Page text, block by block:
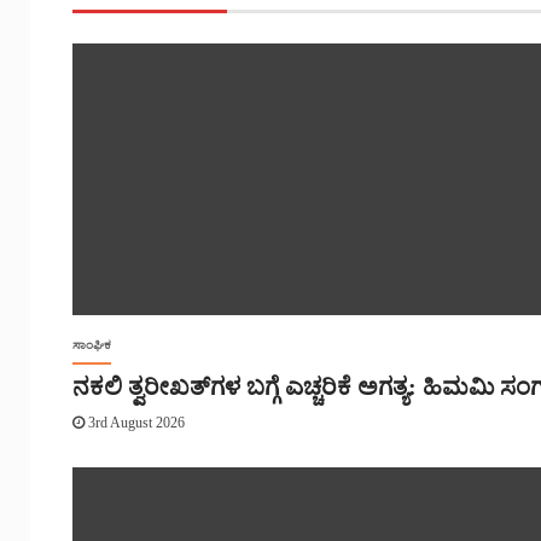
ಸಾಂಘಿಕ
ನಕಲಿ ತ್ವರೀಖತ್‌ಗಳ ಬಗ್ಗೆ ಎಚ್ಚರಿಕೆ ಅಗತ್ಯ: ಹಿಮಮಿ
3rd August 2026